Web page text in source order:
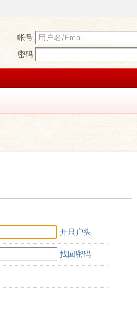
帐号
密码
开只户头
找回密码